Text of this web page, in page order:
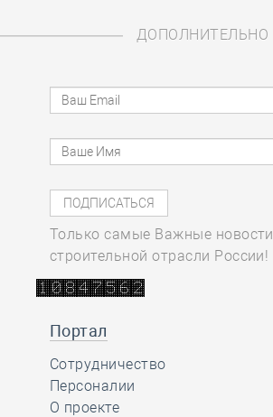
ДОПОЛНИТЕЛЬНО
Только самые Важные новости
строительной отрасли России!
Портал
Сотрудничество
Персоналии
О проекте